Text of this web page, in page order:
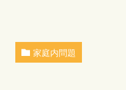
家庭内問題